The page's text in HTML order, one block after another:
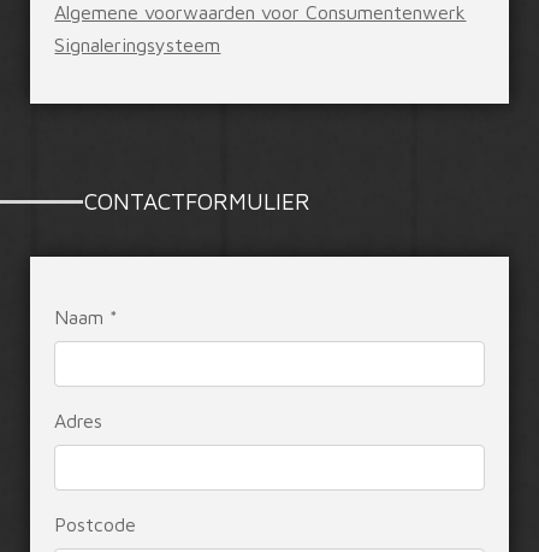
Algemene voorwaarden voor Consumentenwerk
Signaleringsysteem
CONTACTFORMULIER
Naam *
Adres
Postcode